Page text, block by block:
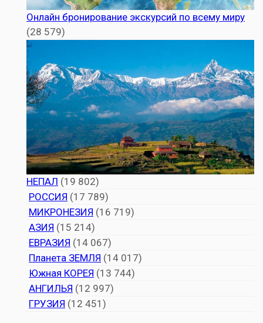
Онлайн бронирование экскурсий по всему миру
(28 579)
НЕПАЛ (19 802)
РОССИЯ (17 789)
МИКРОНЕЗИЯ (16 719)
АЗИЯ (15 214)
ЕВРАЗИЯ (14 067)
Планета ЗЕМЛЯ (14 017)
Южная КОРЕЯ (13 744)
АНГИЛЬЯ (12 997)
ГРУЗИЯ (12 451)